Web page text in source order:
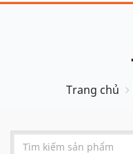
Trang chủ